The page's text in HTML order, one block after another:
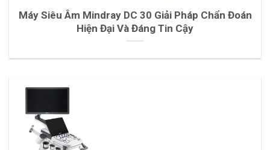
Máy Siêu Âm Mindray DC 30 Giải Pháp Chẩn Đoán
Hiện Đại Và Đáng Tin Cậy